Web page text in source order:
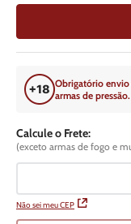
Obrigatório
armas de pressão.
Calcule o Frete:
(exceto armas de fogo e
Não sei meu CEP